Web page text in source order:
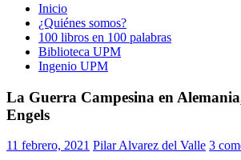
Inicio
¿Quiénes somos?
100 libros en 100 palabras
Biblioteca UPM
Ingenio UPM
La Guerra Campesina en
Engels
11 febrero, 2021 Pilar Alvarez del Valle 3